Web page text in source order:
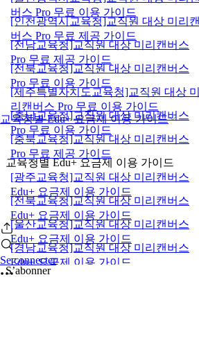
교육청별 Edu+ 요금제 이용 가이드
Se connecter
버스 Pro 무료 이용 가이드
[인천광역시교육청]교직원 대상 미리캔
버스 Pro 무료 제공 가이드
[전남교육청]교직원 대상 미리캔버스
Pro 무료 제공 가이드
[전북교육청]교직원 대상 미리캔버스
Pro 무료 이용 가이드
[제주특별자치도교육청]교직원 대상 미
리캔버스 Pro 무료 이용 가이드
[충남교육청]교직원 대상 미리캔버스
Pro 무료 이용 가이드
[충북교육청]교직원 대상 미리캔버스
Pro 무료 제공 가이드
교육청별 Edu+ 요금제 이용 가이드
[광주교육청]교직원 대상 미리캔버스
Edu+ 요금제 이용 가이드
[전북교육청]교직원 대상 미리캔버스
Edu+ 요금제 이용 가이드
[울산교육청]교직원 대상 미리캔버스
Edu+ 요금제 이용 가이드
[경남교육청]교직원 대상 미리캔버스
Edu+ 요금제 이용 가이드
S’abonner